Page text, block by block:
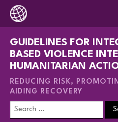
GUIDELINES FOR
BASED VIOLENCE
HUMANITARIAN
REDUCING RISK,
AIDING RECOVERY
Search
for: